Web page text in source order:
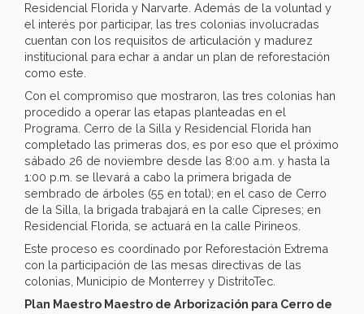
Residencial Florida y Narvarte. Además de la voluntad y
el interés por participar, las tres colonias involucradas
cuentan con los requisitos de articulación y madurez
institucional para echar a andar un plan de reforestación
como este.
Con el compromiso que mostraron, las tres colonias han
procedido a operar las etapas planteadas en el
Programa. Cerro de la Silla y Residencial Florida han
completado las primeras dos, es por eso que el próximo
sábado 26 de noviembre desde las 8:00 a.m. y hasta la
1:00 p.m. se llevará a cabo la primera brigada de
sembrado de árboles (55 en total); en el caso de Cerro
de la Silla, la brigada trabajará en la calle Cipreses; en
Residencial Florida, se actuará en la calle Pirineos.
Este proceso es coordinado por Reforestación Extrema
con la participación de las mesas directivas de las
colonias, Municipio de Monterrey y DistritoTec.
Plan Maestro Maestro de Arborización para Cerro de